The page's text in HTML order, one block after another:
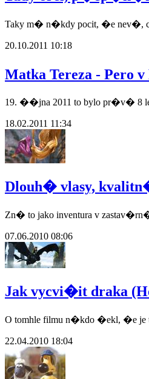
Taky m� n�kdy pocit, �e nev�,
20.10.2011 10:18
Matka Tereza - Pero
19. ��jna 2011 to bylo pr�v� 8
18.02.2011 11:34
Dlouh� vlasy,
Zn� to jako inventura v
07.06.2010 08:06
Jak vycvi�it draka
O tomhle filmu n�kdo �ekl, �e
22.04.2010 18:04